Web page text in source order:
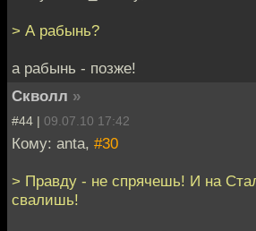
> А рабынь?
а рабынь - позже!
Скволл »
#44 | 09.07.10 17:42
Кому: anta, #30
> Правду - не спрячешь! И на
свалишь!